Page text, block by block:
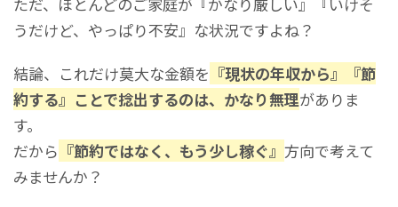
うだけど、やっぱり不安』な状況ですよね？
結論、これだけ莫大な金額を 『現状の年収から』『節
約する』ことで捻出するのは、かなり無理がありま
す。
だから 『節約ではなく、もう少し稼ぐ』 方向で考えて
みませんか？